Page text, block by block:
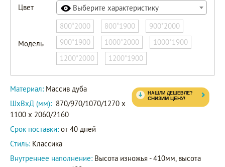
Цвет Выберите характеристику
Модель
800*2000 800*1900
900*2000
900*1900
1000*2000
1000*1900
1200*2000
1200*1900
Материал: Массив дуба
ШxВxД (мм): 870/970/1070/1270 x
1100 x 2060/2160
Срок поставки: от 40 дней
Стиль: Классика
Внутреннее наполнение: Высота изножья - 410мм, высота